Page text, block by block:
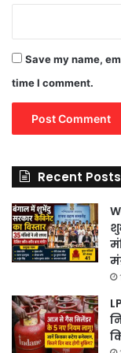
Save my name,
time I comment.
Recent Posts